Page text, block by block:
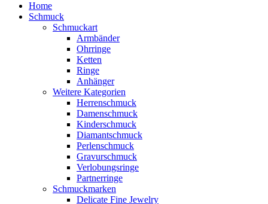
Home
Schmuck
Schmuckart
Armbänder
Ohrringe
Ketten
Ringe
Anhänger
Weitere Kategorien
Herrenschmuck
Damenschmuck
Kinderschmuck
Diamantschmuck
Perlenschmuck
Gravurschmuck
Verlobungsringe
Partnerringe
Schmuckmarken
Delicate Fine Jewelry